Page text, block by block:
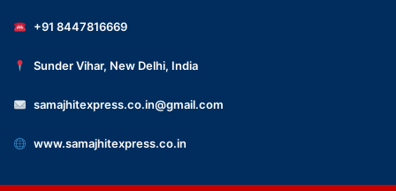
+91 8447816669
Sunder Vihar, New Delhi, India
samajhitexpress.co.in@gmail.com
www.samajhitexpress.co.in